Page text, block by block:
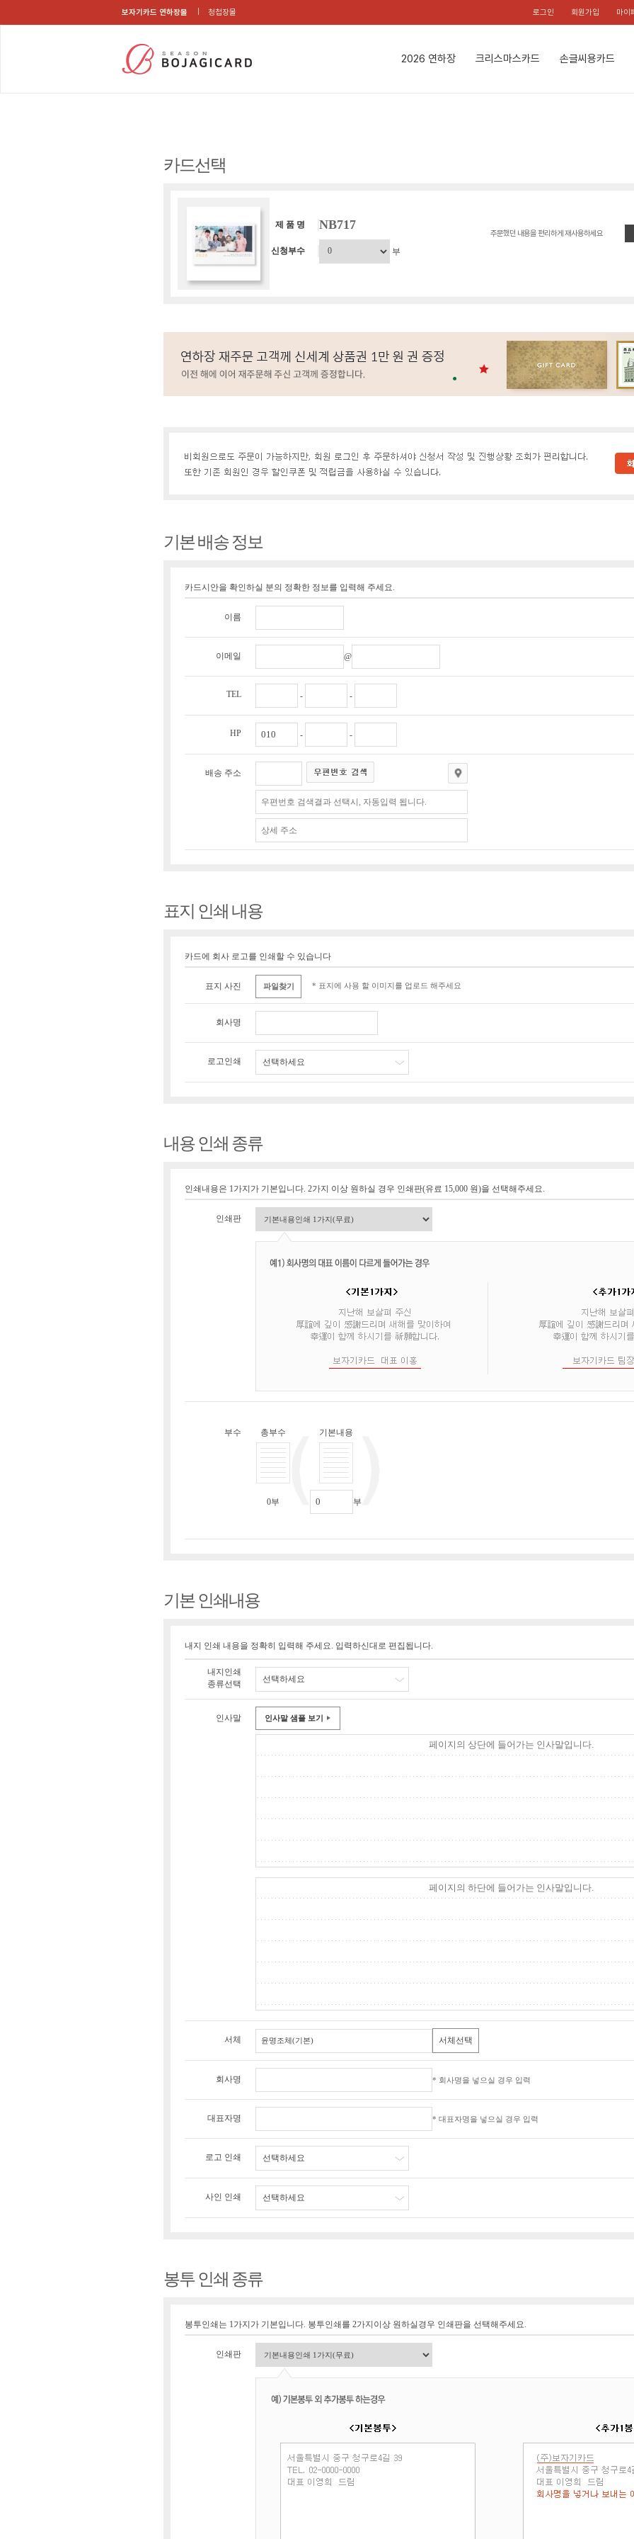
보자기카드 연하장몰 청첩장몰 로그인 회원가입 마이
2026 연하장 크리스마스카드 손글씨용카드
카드선택
제 품 명 NB717
신청부수 부
주문했던 내용을 편리하게 재사용하세요
기본 배송 정보
카드시안을 확인하실 분의 정확한 정보를 입력해 주세요.
이름
이메일 @
TEL - -
HP - -
배송 주소
표지 인쇄 내용
카드에 회사 로고를 인쇄할 수 있습니다
표지 사진 파일찾기 * 표지에 사용 할 이미지를 업로드 해주세요
회사명
로고인쇄 선택하세요
내용 인쇄 종류
인쇄내용은 1가지가 기본입니다. 2가지 이상 원하실 경우 인쇄판(유료 15,000 원)을 선택해주세요.
인쇄판
부수 총부수
0부
기본내용
부
기본 인쇄내용
내지 인쇄 내용을 정확히 입력해 주세요. 입력하신대로 편집됩니다.
내지인쇄
종류선택
선택하세요
인사말 인사말 샘플 보기
서체 서체선택
회사명 * 회사명을 넣으실 경우 입력
대표자명 * 대표자명을 넣으실 경우 입력
로고 인쇄 선택하세요
사인 인쇄 선택하세요
봉투 인쇄 종류
봉투인쇄는 1가지가 기본입니다. 봉투인쇄를 2가지이상 원하실경우 인쇄판을 선택해주세요.
인쇄판